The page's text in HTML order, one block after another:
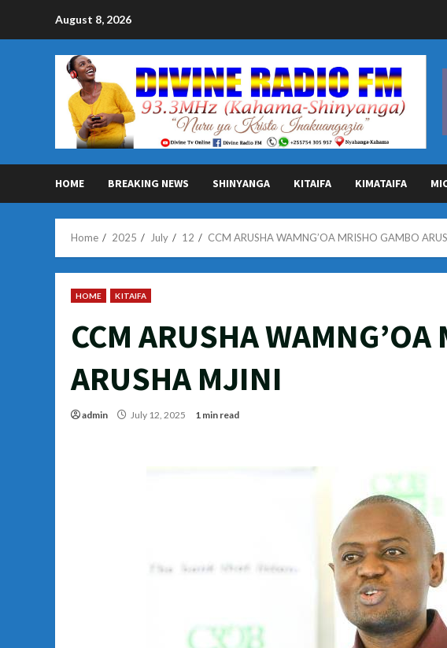
August 8, 2026
HOME BREAKING NEWS SHINYANGA KITAIFA KIMATAIFA
Home 2025 July 12 CCM ARUSHA WAMNG’OA MRISHO GAMBO
HOME KITAIFA
CCM ARUSHA
ARUSHA MJINI
admin July 12, 2025 1 min read